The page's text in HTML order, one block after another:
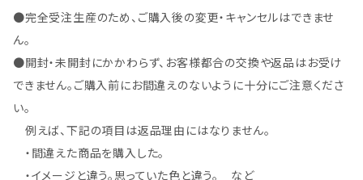
●完全受注生産のため、ご購入後の変更・キャンセルはできませ
ん。
●開封・未開封にかかわらず、お客様都合の交換や返品はお受け
できません。ご購入前にお間違えのないように十分にご注意くださ
い。
例えば、下記の項目は返品理由にはなりません。
・間違えた商品を購入した。
・イメージと違う。思っていた色と違う。 など